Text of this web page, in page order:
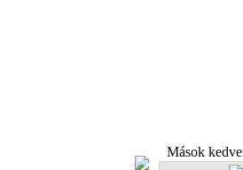
Mások